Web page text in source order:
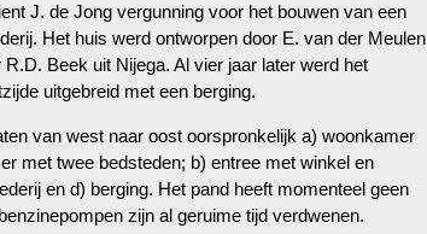
J. de Jong vergunning voor het bouwen van een
Het huis werd ontworpen door E. van der Meulen
Beek uit Nijega. Al vier jaar later werd het
uitgebreid met een berging.
van west naar oost oorspronkelijk a) woonkamer
met twee bedsteden; b) entree met winkel en
en d) berging. Het pand heeft momenteel geen
zijn al geruime tijd verdwenen.